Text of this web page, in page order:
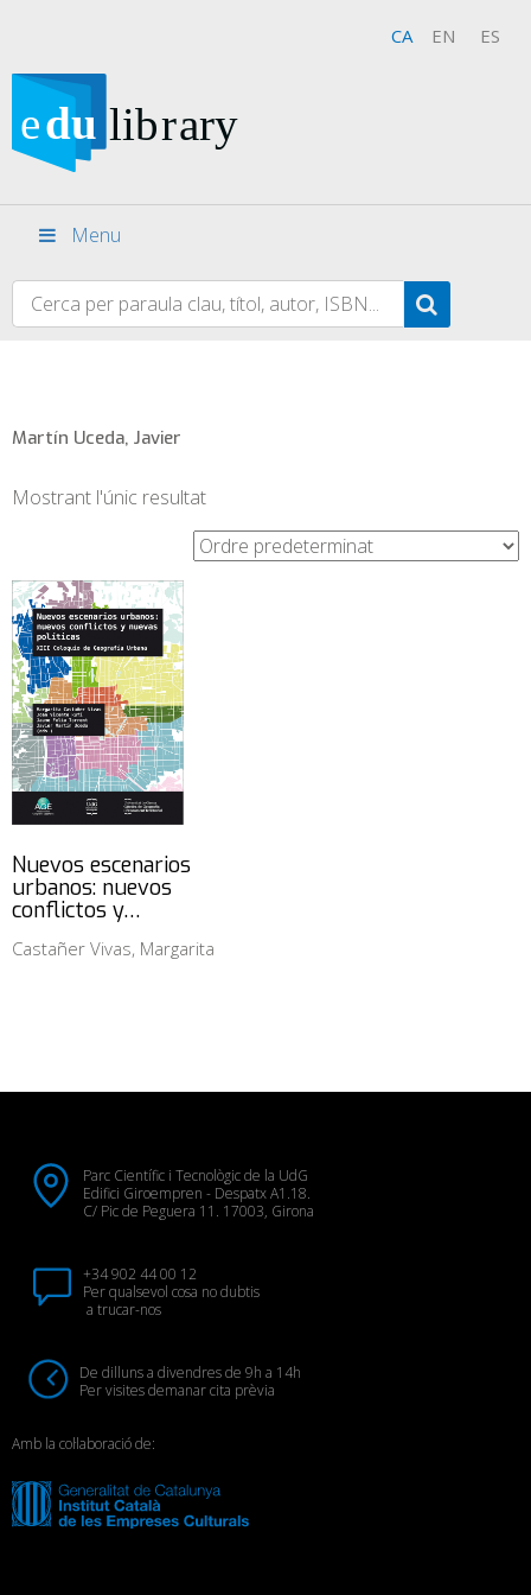
CA EN ES
Menu
Martín Uceda, Javier
Mostrant l'únic resultat
Nuevos escenarios
urbanos: nuevos
conflictos y…
Castañer Vivas, Margarita
Parc Científic i Tecnològic de la UdG
Edifici Giroempren - Despatx A1.18.
C/ Pic de Peguera 11. 17003, Girona
+34 902 44 00 12
Per qualsevol cosa no dubtis
a trucar-nos
De dilluns a divendres de 9h a 14h
Per visites demanar cita prèvia
Amb la col·laboració de: